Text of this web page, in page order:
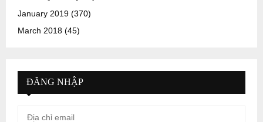
January 2019 (370)
March 2018 (45)
ĐĂNG NHẬP